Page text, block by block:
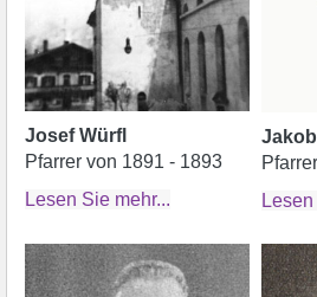
Josef Würfl
Pfarrer von 1891 - 1893
Lesen Sie mehr...